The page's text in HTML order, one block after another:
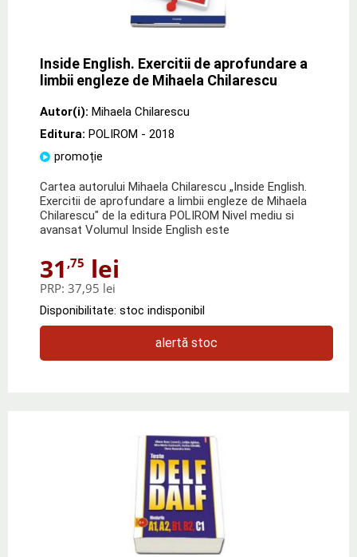
Inside English. Exercitii de aprofundare a
limbii engleze de Mihaela Chilarescu
Autor(i): Mihaela Chilarescu
Editura: POLIROM - 2018
promoție
Cartea autorului Mihaela Chilarescu „Inside English.
Exercitii de aprofundare a limbii engleze de Mihaela
Chilarescu" de la editura POLIROM Nivel mediu si
avansat Volumul Inside English este
31 ,75 lei
PRP: 37,95 lei
Disponibilitate: stoc indisponibil
alertă stoc